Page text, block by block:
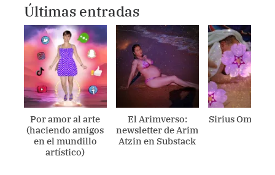
Últimas entradas
Por amor al arte
(haciendo amigos
en el mundillo
artístico)
El Arimverso:
newsletter de Arim
Atzin en Substack
Sirius